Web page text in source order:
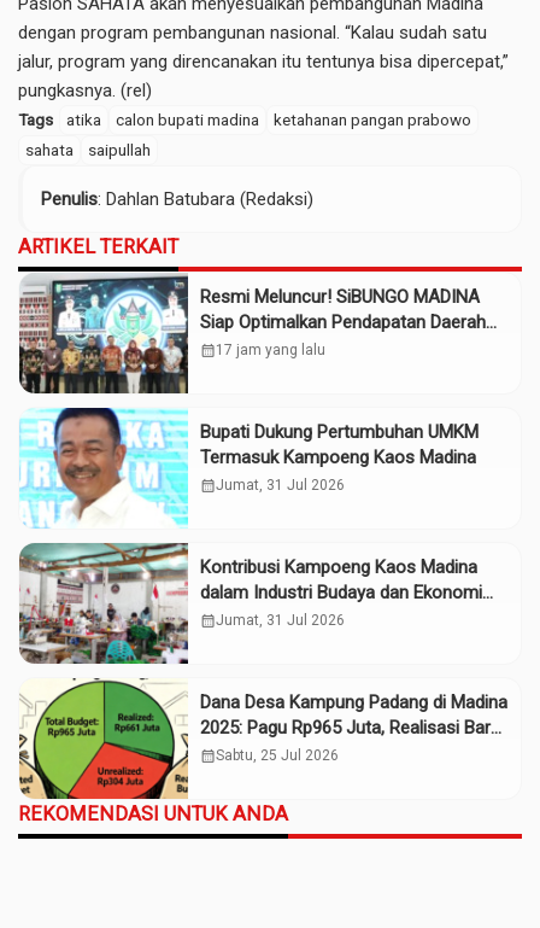
dengan program pembangunan nasional. “Kalau sudah satu
jalur, program yang direncanakan itu tentunya bisa dipercepat,”
pungkasnya. (rel)
Tags atika calon bupati madina
ketahanan pangan prabowo
sahata
saipullah
Penulis: Dahlan Batubara (Redaksi)
ARTIKEL TERKAIT
Resmi Meluncur! SiBUNGO MADINA
Siap Optimalkan Pendapatan Daerah
Madina
calendar_month17 jam yang lalu
Bupati Dukung Pertumbuhan UMKM
Termasuk Kampoeng Kaos Madina
calendar_monthJumat, 31 Jul 2026
Kontribusi Kampoeng Kaos Madina
dalam Industri Budaya dan Ekonomi
Daerah
calendar_monthJumat, 31 Jul 2026
Dana Desa Kampung Padang di Madina
2025: Pagu Rp965 Juta, Realisasi Baru
Rp661 Juta
calendar_monthSabtu, 25 Jul 2026
REKOMENDASI UNTUK ANDA